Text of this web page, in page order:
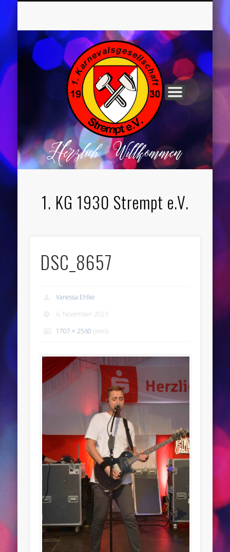
1. KG 1930 Strempt e.V.
DSC_8657
Vanessa Ehlke
6. November 2023
1707 × 2560 pixels